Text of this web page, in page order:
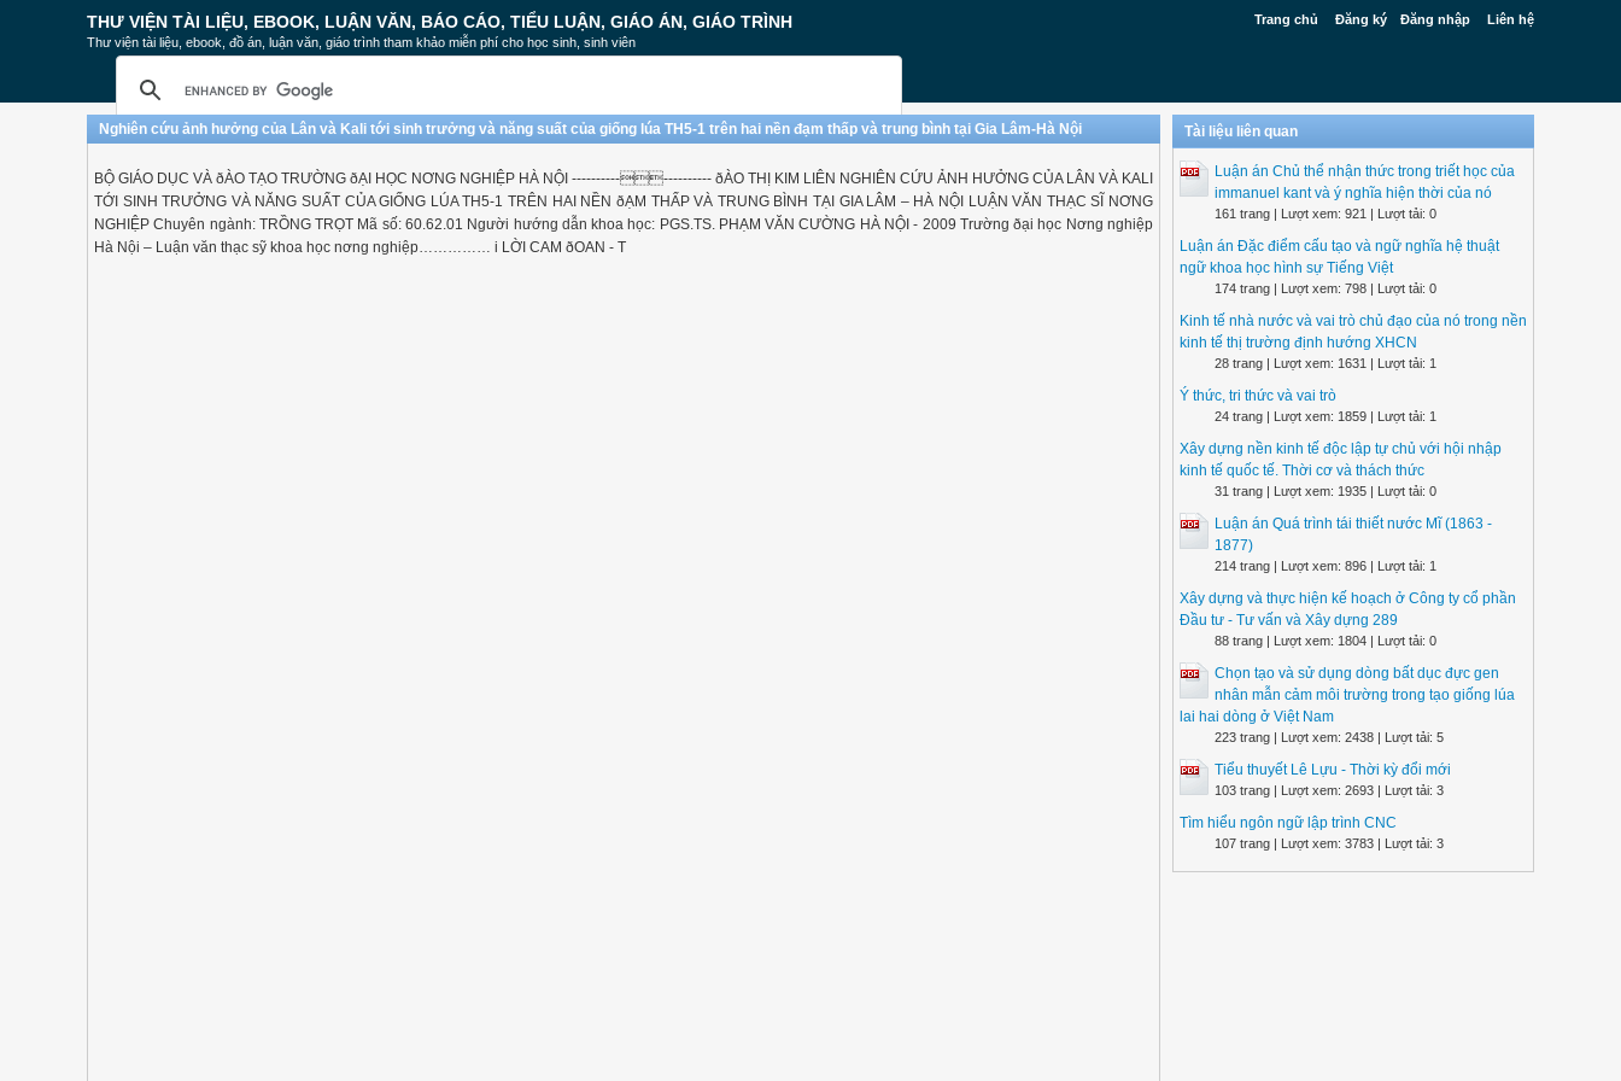
Trang chủ Đăng ký Đăng nhập Liên hệ
THƯ VIỆN TÀI LIỆU, EBOOK, LUẬN VĂN, BÁO CÁO, TIỂU LUẬN, GIÁO ÁN, GIÁO TRÌNH
Thư viện tài liệu, ebook, đồ án, luận văn, giáo trình tham khảo miễn phí cho học sinh, sinh viên
Nghiên cứu ảnh hưởng của Lân và Kali tới sinh trưởng và năng suất của giống lúa TH5-1 trên hai nền đạm thấp và trung bình tại Gia Lâm-Hà Nội
BỘ GIÁO DỤC VÀ ðÀO TẠO TRƯỜNG ðẠI HỌC NƠNG NGHIỆP HÀ NỘI -------------------- ðÀO THỊ KIM LIÊN NGHIÊN CỨU ẢNH HƯỞNG CỦA LÂN VÀ KALI
TỚI SINH TRƯỞNG VÀ NĂNG SUẤT CỦA GIỐNG LÚA TH5-1 TRÊN HAI NỀN ðẠM THẤP VÀ TRUNG BÌNH TẠI GIA LÂM – HÀ NỘI LUẬN VĂN THẠC SĨ NƠNG
NGHIỆP Chuyên ngành: TRỒNG TRỌT Mã số: 60.62.01 Người hướng dẫn khoa học: PGS.TS. PHẠM VĂN CƯỜNG HÀ NỘI - 2009 Trường ðại học Nơng nghiệp
Hà Nội – Luận văn thạc sỹ khoa học nơng nghiệp…………… i LỜI CAM ðOAN - T
Tài liệu liên quan
Luận án Chủ thể nhận thức trong triết học của
immanuel kant và ý nghĩa hiện thời của nó
161 trang | Lượt xem: 921 | Lượt tải: 0
Luận án Đặc điểm cấu tạo và ngữ nghĩa hệ thuật
ngữ khoa học hình sự Tiếng Việt
174 trang | Lượt xem: 798 | Lượt tải: 0
Kinh tế nhà nước và vai trò chủ đạo của nó trong nền
kinh tế thị trường định hướng XHCN
28 trang | Lượt xem: 1631 | Lượt tải: 1
Ý thức, tri thức và vai trò
24 trang | Lượt xem: 1859 | Lượt tải: 1
Xây dựng nền kinh tế độc lập tự chủ với hội nhập
kinh tế quốc tế. Thời cơ và thách thức
31 trang | Lượt xem: 1935 | Lượt tải: 0
Luận án Quá trình tái thiết nước Mĩ (1863 -
1877)
214 trang | Lượt xem: 896 | Lượt tải: 1
Xây dựng và thực hiện kế hoạch ở Công ty cổ phần
Đầu tư - Tư vấn và Xây dựng 289
88 trang | Lượt xem: 1804 | Lượt tải: 0
Chọn tạo và sử dụng dòng bất dục đực gen
nhân mẫn cảm môi trường trong tạo giống lúa
lai hai dòng ở Việt Nam
223 trang | Lượt xem: 2438 | Lượt tải: 5
Tiểu thuyết Lê Lựu - Thời kỳ đổi mới
103 trang | Lượt xem: 2693 | Lượt tải: 3
Tìm hiểu ngôn ngữ lập trình CNC
107 trang | Lượt xem: 3783 | Lượt tải: 3